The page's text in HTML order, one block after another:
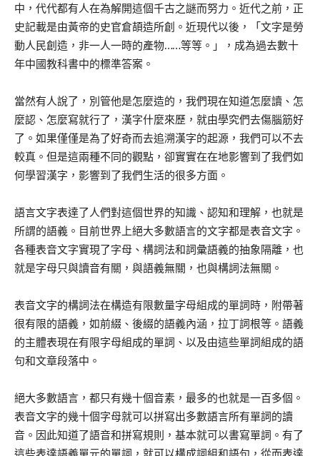
中，代代都有人在為解開這個千古之謎而努力。近代之前，正
史記載是由黃帝的史官倉頡造所創。近現代以後，「文字是勞
動人民創造，非一人一時的產物……等等。」，成為過去數十
年中國教科書中的標準答案。
當然有人說了，別管他是怎麼造的，我們現在知道怎麼讀、怎
麼認、怎麼寫就行了，漢字什麼來歷，就由學究們去傷腦筋好
了。如果僅僅是為了好奇而去追溯漢字的起源，我們可以不去
較真。但是這兩種不同的觀點，卻實實在在地影響到了我們如
何學習漢字，影響到了我們生活的很多方面。
語言文字表達了人們對這個世界的知識、認知和理解，也就是
所謂的語義。目前世界上絕大多數語言的文字都是表音文字。
各種表音文字實現了字母、構詞法和詞彙語義的抽象隔離，也
就是字母只與讀音有關，與語義無關，也與構詞法無關。
表音文字的構詞法在構造有限數量字母組成的單詞時，附帶著
很有限的語義，如前綴、後綴的語義內涵，拉丁詞根等。語義
的主體表現在有限字母組成的單詞、以及由這些單詞組成的語
句和文章段落中。
絕大多數語言，都只有幾十個音素，最多的也就是一百多個。
表音文字的幾十個字母就可以拼寫出多數語言所有單詞的讀
音。因此知道了語音和拼寫規則，基本就可以書寫單詞。有了